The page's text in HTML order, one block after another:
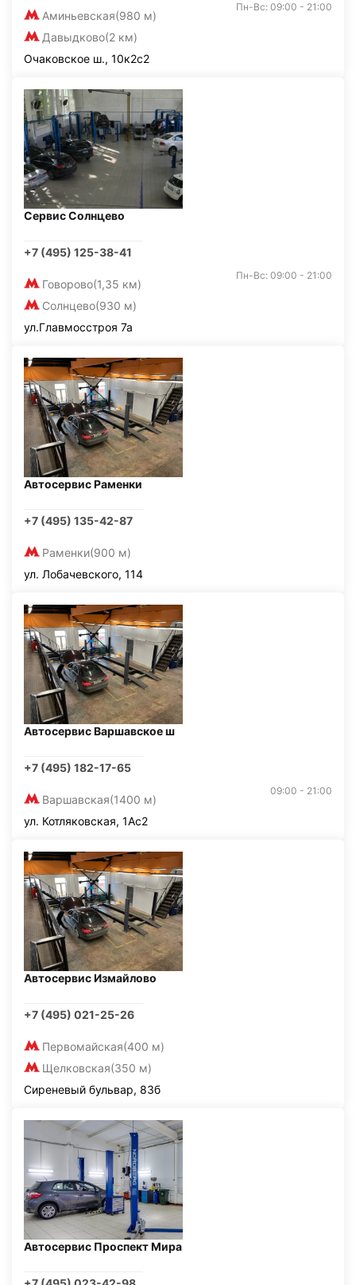
Аминьевская(980 м)
Давыдково(2 км)
Пн-Вс: 09:00 - 21:00
Очаковское ш., 10к2с2
Сервис Солнцево
+7 (495) 125-38-41
Говорово(1,35 км)
Солнцево(930 м)
Пн-Вс: 09:00 - 21:00
ул.Главмосстроя 7а
Автосервис Раменки
+7 (495) 135-42-87
Раменки(900 м)
ул. Лобачевского, 114
Автосервис Варшавское ш
+7 (495) 182-17-65
Варшавская(1400 м)
09:00 - 21:00
ул. Котляковская, 1Ас2
Автосервис Измайлово
+7 (495) 021-25-26
Первомайская(400 м)
Щелковская(350 м)
Сиреневый бульвар, 83б
Автосервис Проспект Мира